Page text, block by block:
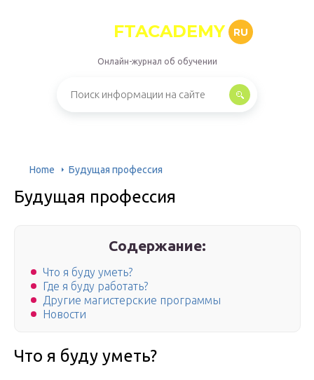
FTACADEMY RU
Онлайн-журнал об обучении
Home Будущая профессия
Будущая профессия
Содержание:
Что я буду уметь?
Где я буду работать?
Другие магистерские программы
Новости
Что я буду уметь?